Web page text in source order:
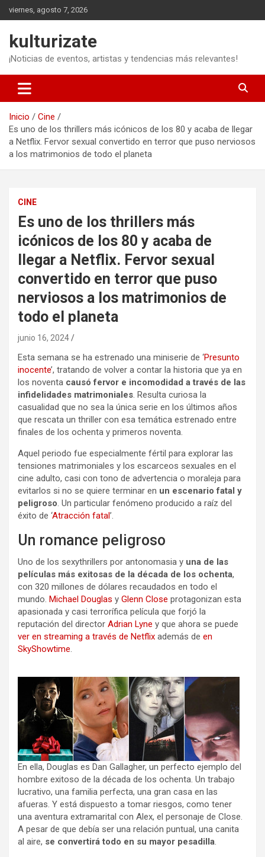
Saltar
al
viernes, agosto 7, 2026
kulturizate
¡Noticias de eventos, artistas y tendencias más relevantes!
Inicio
Cine
Es uno de los thrillers más icónicos de los 80 y acaba de llegar
a Netflix. Fervor sexual convertido en terror que puso nerviosos
a los matrimonios de todo el planeta
CINE
Es uno de los thrillers más
icónicos de los 80 y acaba de
llegar a Netflix. Fervor sexual
convertido en terror que puso
nerviosos a los matrimonios de
todo el planeta
junio 16, 2024
Esta semana se ha estrenado una miniserie de ‘Presunto
inocente’, tratando de volver a contar la historia que ya en
los noventa causó fervor e incomodidad a través de las
infidelidades matrimoniales. Resulta curiosa la
casualidad que no sea la única serie en los últimos años
que rescata un thriller con esa temática estrenado entre
finales de los ochenta y primeros noventa.
Aquel periodo fue especialmente fértil para explorar las
tensiones matrimoniales y los escarceos sexuales en el
cine adulto, casi con tono de advertencia o moraleja para
evitarlos si no se quiere terminar en un escenario fatal y
peligroso. Un particular fenómeno producido a raíz del
éxito de ‘Atracción fatal’.
Un romance peligroso
Uno de los sexythrillers por antonomasia y una de las
películas más exitosas de la década de los ochenta,
con 320 millones de dólares recaudados en todo el
mundo. Michael Douglas y Glenn Close protagonizan esta
apasionada y casi terrorífica película que forjó la
reputación del director Adrian Lyne y que ahora se puede
ver en streaming a través de Netflix además de en
SkyShowtime.
En ella, Douglas es Dan Gallagher, un perfecto ejemplo del
hombre exitoso de la década de los ochenta. Un trabajo
lucrativo, una familia perfecta, una gran casa en las
afueras. Y está dispuesto a tomar riesgos, como tener
una aventura extramarital con Alex, el personaje de Close.
A pesar de que debía ser una relación puntual, una canita
al aire, se convertirá todo en su mayor pesadilla.